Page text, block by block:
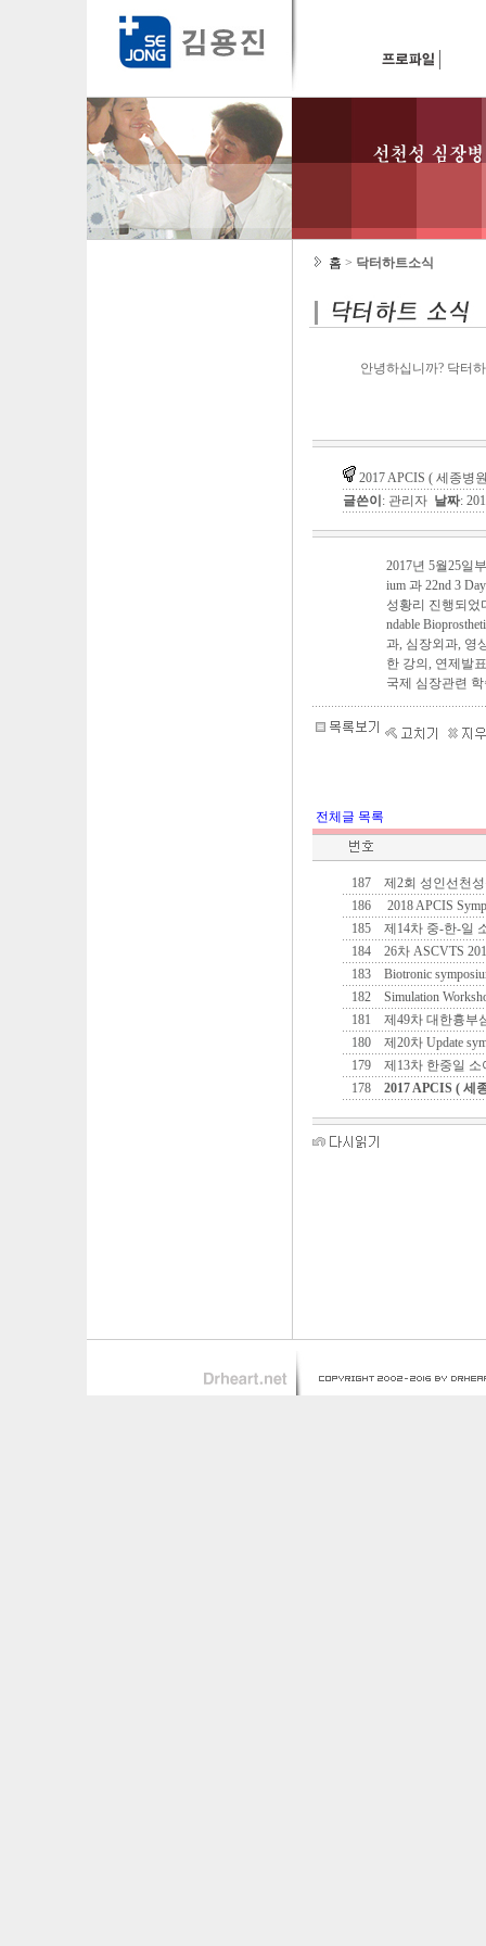
홈 > 닥터하트소식
안녕하십니까? 닥터
2017 APCIS ( 세종병
글쓴이 : 관리자 날짜:
2017년 5월25일
ium 과 22nd 3
성황리 진행되었
ndable
과, 심장외과, 영
한 강의, 연제발
국제 심장관련
전체글 목록
187
제2회 성인선천성
186
2018 APCIS
185
제14차 중-한-일
184
26차 ASCVTS
183
Biotronic
182
Simulation
181
제49차 대한흉부
180
제20차 Update
179
제13차 한중일
178
2017 APCIS ( 세